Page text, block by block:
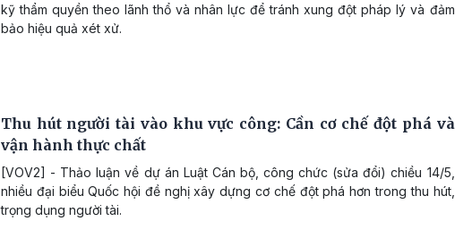
kỹ thẩm quyền theo lãnh thổ và nhân lực để tránh xung đột pháp lý và đảm
bảo hiệu quả xét xử.
Thu hút người tài vào khu vực công: Cần cơ chế đột phá và
vận hành thực chất
[VOV2] - Thảo luận về dự án Luật Cán bộ, công chức (sửa đổi) chiều 14/5,
nhiều đại biểu Quốc hội đề nghị xây dựng cơ chế đột phá hơn trong thu hút,
trọng dụng người tài.